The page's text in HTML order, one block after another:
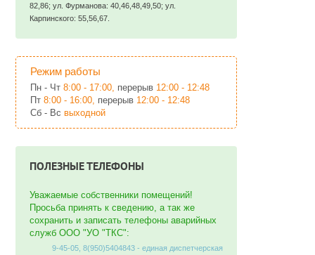
82,86; ул. Фурманова: 40,46,48,49,50; ул.
Карпинского: 55,56,67.
Режим работы
Пн - Чт 8:00 - 17:00, перерыв 12:00 - 12:48
Пт 8:00 - 16:00, перерыв 12:00 - 12:48
Сб - Вс выходной
ПОЛЕЗНЫЕ ТЕЛЕФОНЫ
Уважаемые собственники помещений!
Просьба принять к сведению, а так же
сохранить и записать телефоны аварийных
служб ООО "УО "ТКС":
9-45-05, 8(950)5404843 - единая диспетчерская